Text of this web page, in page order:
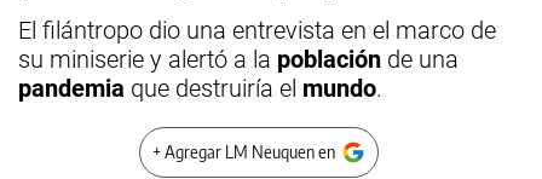
El filántropo dio una entrevista en el marco de
su miniserie y alertó a la población de una
pandemia que destruiría el mundo.
+ Agregar LM Neuquen en